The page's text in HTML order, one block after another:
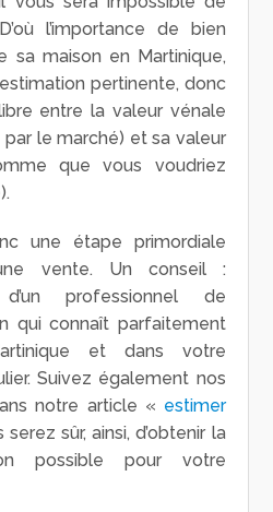
l’importance de bien
sa maison en Martinique,
pertinente, donc
entre la valeur vénale
le marché) et sa valeur
que vous voudriez
une étape primordiale
vente. Un conseil :
professionnel de
qui connaît parfaitement
et dans votre
Suivez également nos
notre article « estimer
sûr, ainsi, d’obtenir la
possible pour votre